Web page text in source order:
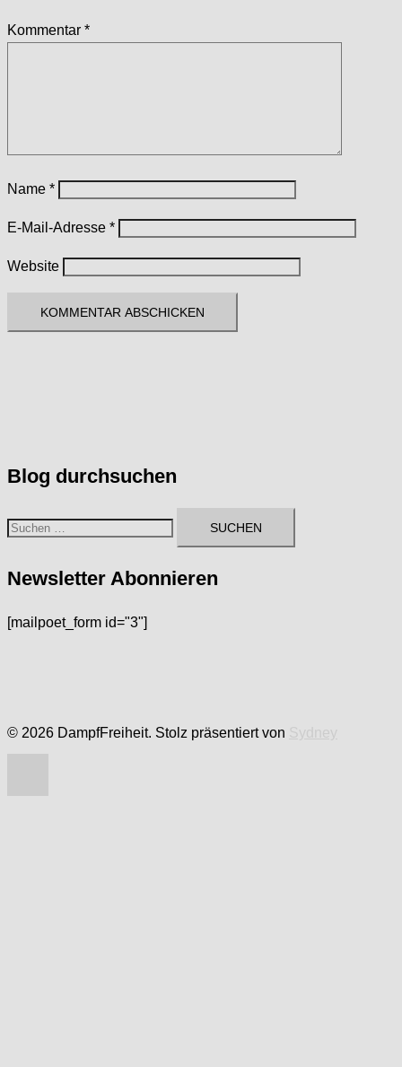
Kommentar *
Name *
E-Mail-Adresse *
Website
Blog durchsuchen
Suchen
Newsletter Abonnieren
[mailpoet_form id="3"]
© 2026 DampfFreiheit. Stolz präsentiert von